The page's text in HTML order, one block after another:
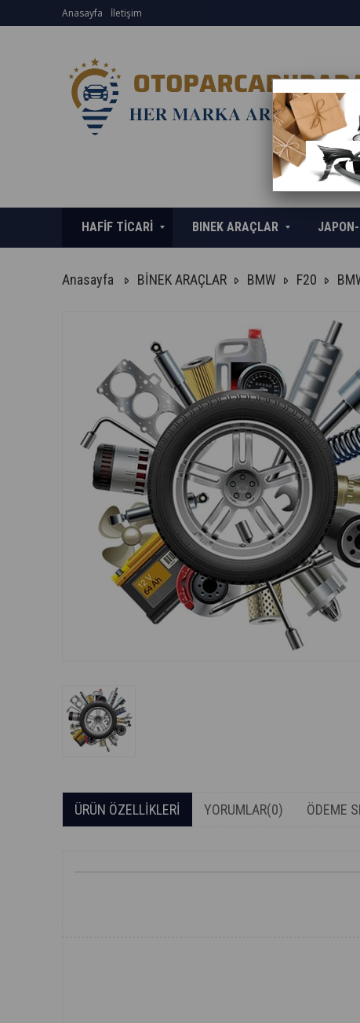
Anasayfa İletişim
HAFİF TİCARİ BINEK ARAÇLAR
Anasayfa BİNEK ARAÇLAR BMW F20
ÜRÜN ÖZELLIKLERI YORUMLAR(0) ÖDEME